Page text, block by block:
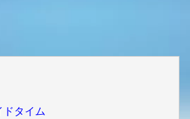
ドタイム